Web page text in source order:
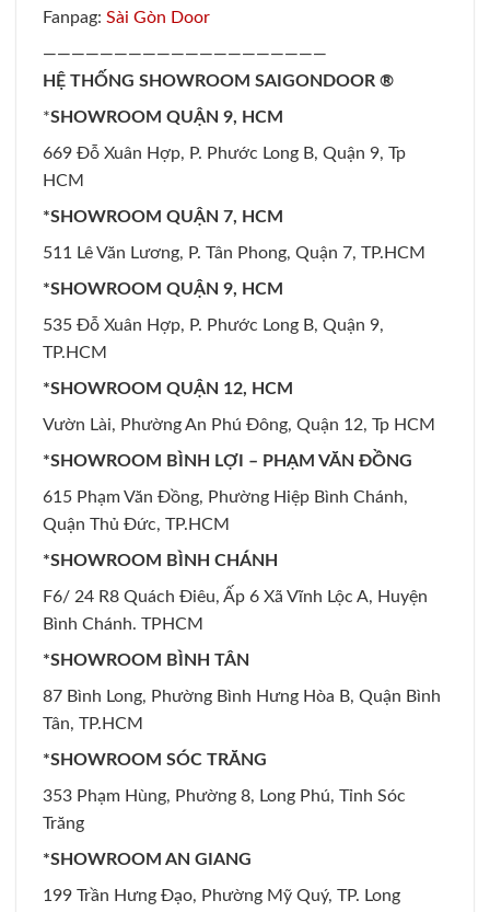
Fanpag: Sài Gòn Door
————————————————————
HỆ THỐNG SHOWROOM SAIGONDOOR ®
*SHOWROOM QUẬN 9, HCM
669 Đỗ Xuân Hợp, P. Phước Long B, Quận 9, Tp
HCM
*SHOWROOM QUẬN 7, HCM
511 Lê Văn Lương, P. Tân Phong, Quận 7, TP.HCM
*SHOWROOM QUẬN 9, HCM
535 Đỗ Xuân Hợp, P. Phước Long B, Quận 9,
TP.HCM
*SHOWROOM QUẬN 12, HCM
Vườn Lài, Phường An Phú Đông, Quận 12, Tp HCM
*SHOWROOM BÌNH LỢI – PHẠM VĂN ĐỒNG
615 Phạm Văn Đồng, Phường Hiệp Bình Chánh,
Quận Thủ Đức, TP.HCM
*SHOWROOM BÌNH CHÁNH
F6/ 24 R8 Quách Điêu, Ấp 6 Xã Vĩnh Lộc A, Huyện
Bình Chánh. TPHCM
*SHOWROOM BÌNH TÂN
87 Bình Long, Phường Bình Hưng Hòa B, Quận Bình
Tân, TP.HCM
*SHOWROOM SÓC TRĂNG
353 Phạm Hùng, Phường 8, Long Phú, Tỉnh Sóc
Trăng
*SHOWROOM AN GIANG
199 Trần Hưng Đạo, Phường Mỹ Quý, TP. Long